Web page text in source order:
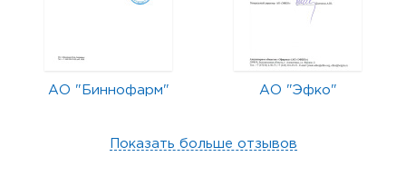
АО "Биннофарм" АО "Эфко"
Показать больше отзывов